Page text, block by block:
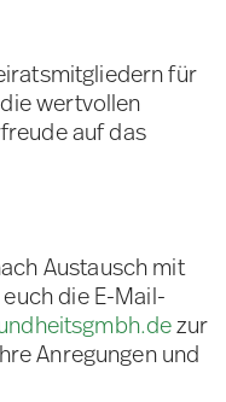
für
wertvollen
auf das
Austausch mit
die E-Mail-
zur
Anregungen und